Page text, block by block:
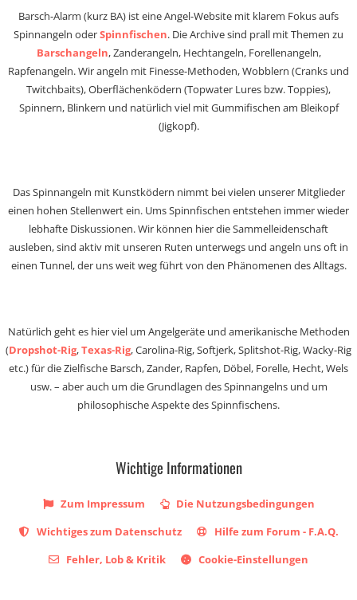
Barsch-Alarm (kurz BA) ist eine Angel-Website mit klarem Fokus aufs
Spinnangeln oderSpinnfischen. Die Archive sind prall mit Themen zu
Barschangeln, Zanderangeln, Hechtangeln, Forellenangeln,
Rapfenangeln. Wir angeln mit Finesse-Methoden, Wobblern (Cranks und
Twitchbaits), Oberflächenködern (Topwater Lures bzw. Toppies),
Spinnern, Blinkern und natürlich viel mit Gummifischen am Bleikopf
(Jigkopf).
Das Spinnangeln mit Kunstködern nimmt bei vielen unserer Mitglieder
einen hohen Stellenwert ein. Ums Spinnfischen entstehen immer wieder
lebhafte Diskussionen. Wir können hier die Sammelleidenschaft
ausleben, sind aktiv mit unseren Ruten unterwegs und angeln uns oft in
einen Tunnel, der uns weit weg führt von den Phänomenen des Alltags.
Natürlich geht es hier viel um Angelgeräte und amerikanische Methoden
(Dropshot-Rig,Texas-Rig, Carolina-Rig, Softjerk, Splitshot-Rig, Wacky-Rig
etc.) für die Zielfische Barsch, Zander, Rapfen, Döbel, Forelle, Hecht, Wels
usw. – aber auch um die Grundlagen des Spinnangelns und um
philosophische Aspekte des Spinnfischens.
Wichtige Informationen
Zum Impressum
Die Nutzungsbedingungen
Wichtiges zum Datenschutz
Hilfe zum Forum - F.A.Q.
Fehler, Lob & Kritik
Cookie-Einstellungen